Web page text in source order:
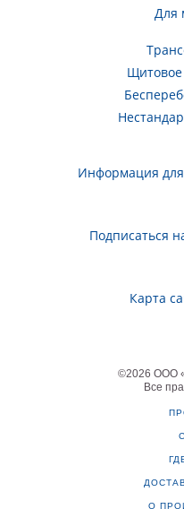
Для
Щитовое
Информация
Подписаться
Карта
©2026 ООО
Все
О